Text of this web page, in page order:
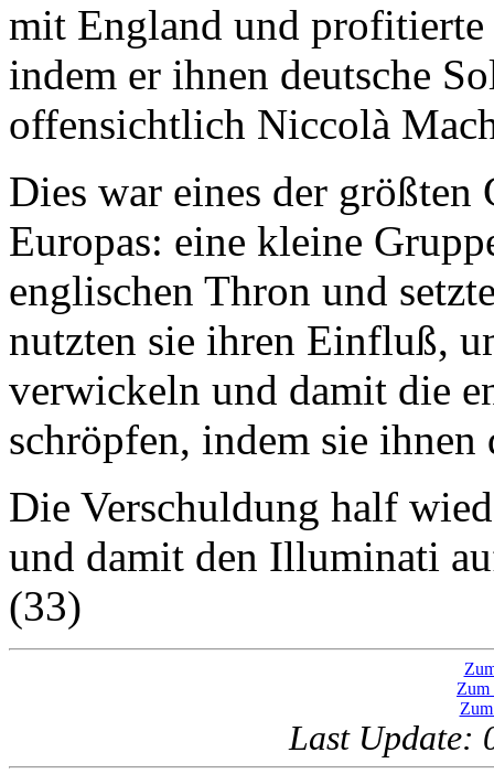
mit England und profitierte
indem er ihnen deutsche
offensichtlich Niccolà
Dies war eines der größten
Europas: eine kleine
englischen Thron und
nutzten sie ihren Einfluß,
verwickeln und damit die
schröpfen, indem sie
Die Verschuldung half
und damit den Illuminati
(33)
Zum
Last Update: